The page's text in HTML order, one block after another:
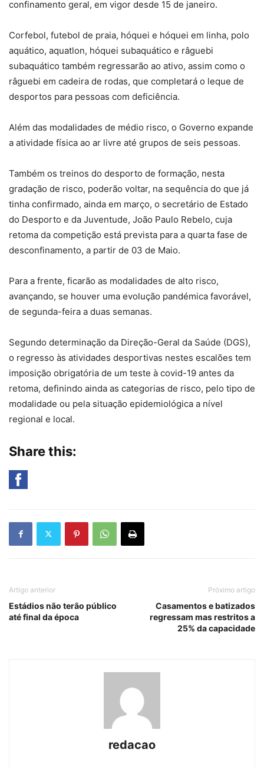
confinamento geral, em vigor desde 15 de janeiro.
Corfebol, futebol de praia, hóquei e hóquei em linha, polo
aquático, aquatlon, hóquei subaquático e râguebi
subaquático também regressarão ao ativo, assim como o
râguebi em cadeira de rodas, que completará o leque de
desportos para pessoas com deficiência.
Além das modalidades de médio risco, o Governo expande
a atividade física ao ar livre até grupos de seis pessoas.
Também os treinos do desporto de formação, nesta
gradação de risco, poderão voltar, na sequência do que já
tinha confirmado, ainda em março, o secretário de Estado
do Desporto e da Juventude, João Paulo Rebelo, cuja
retoma da competição está prevista para a quarta fase de
desconfinamento, a partir de 03 de Maio.
Para a frente, ficarão as modalidades de alto risco,
avançando, se houver uma evolução pandémica favorável,
de segunda-feira a duas semanas.
Segundo determinação da Direção-Geral da Saúde (DGS),
o regresso às atividades desportivas nestes escalões tem
imposição obrigatória de um teste à covid-19 antes da
retoma, definindo ainda as categorias de risco, pelo tipo de
modalidade ou pela situação epidemiológica a nível
regional e local.
Share this:
Artigo anterior
Estádios não terão público
até final da época
Próximo artigo
Casamentos e batizados
regressam mas restritos a
25% da capacidade
redacao